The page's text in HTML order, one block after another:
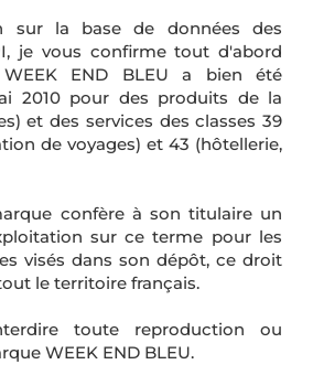
sur la base de données des
je vous confirme tout d'abord
END BLEU a bien été
2010 pour des produits de la
et des services des classes 39
de voyages) et 43 (hôtellerie,
confère à son titulaire un
sur ce terme pour les
visés dans son dépôt, ce droit
le territoire français.
toute reproduction ou
WEEK END BLEU.